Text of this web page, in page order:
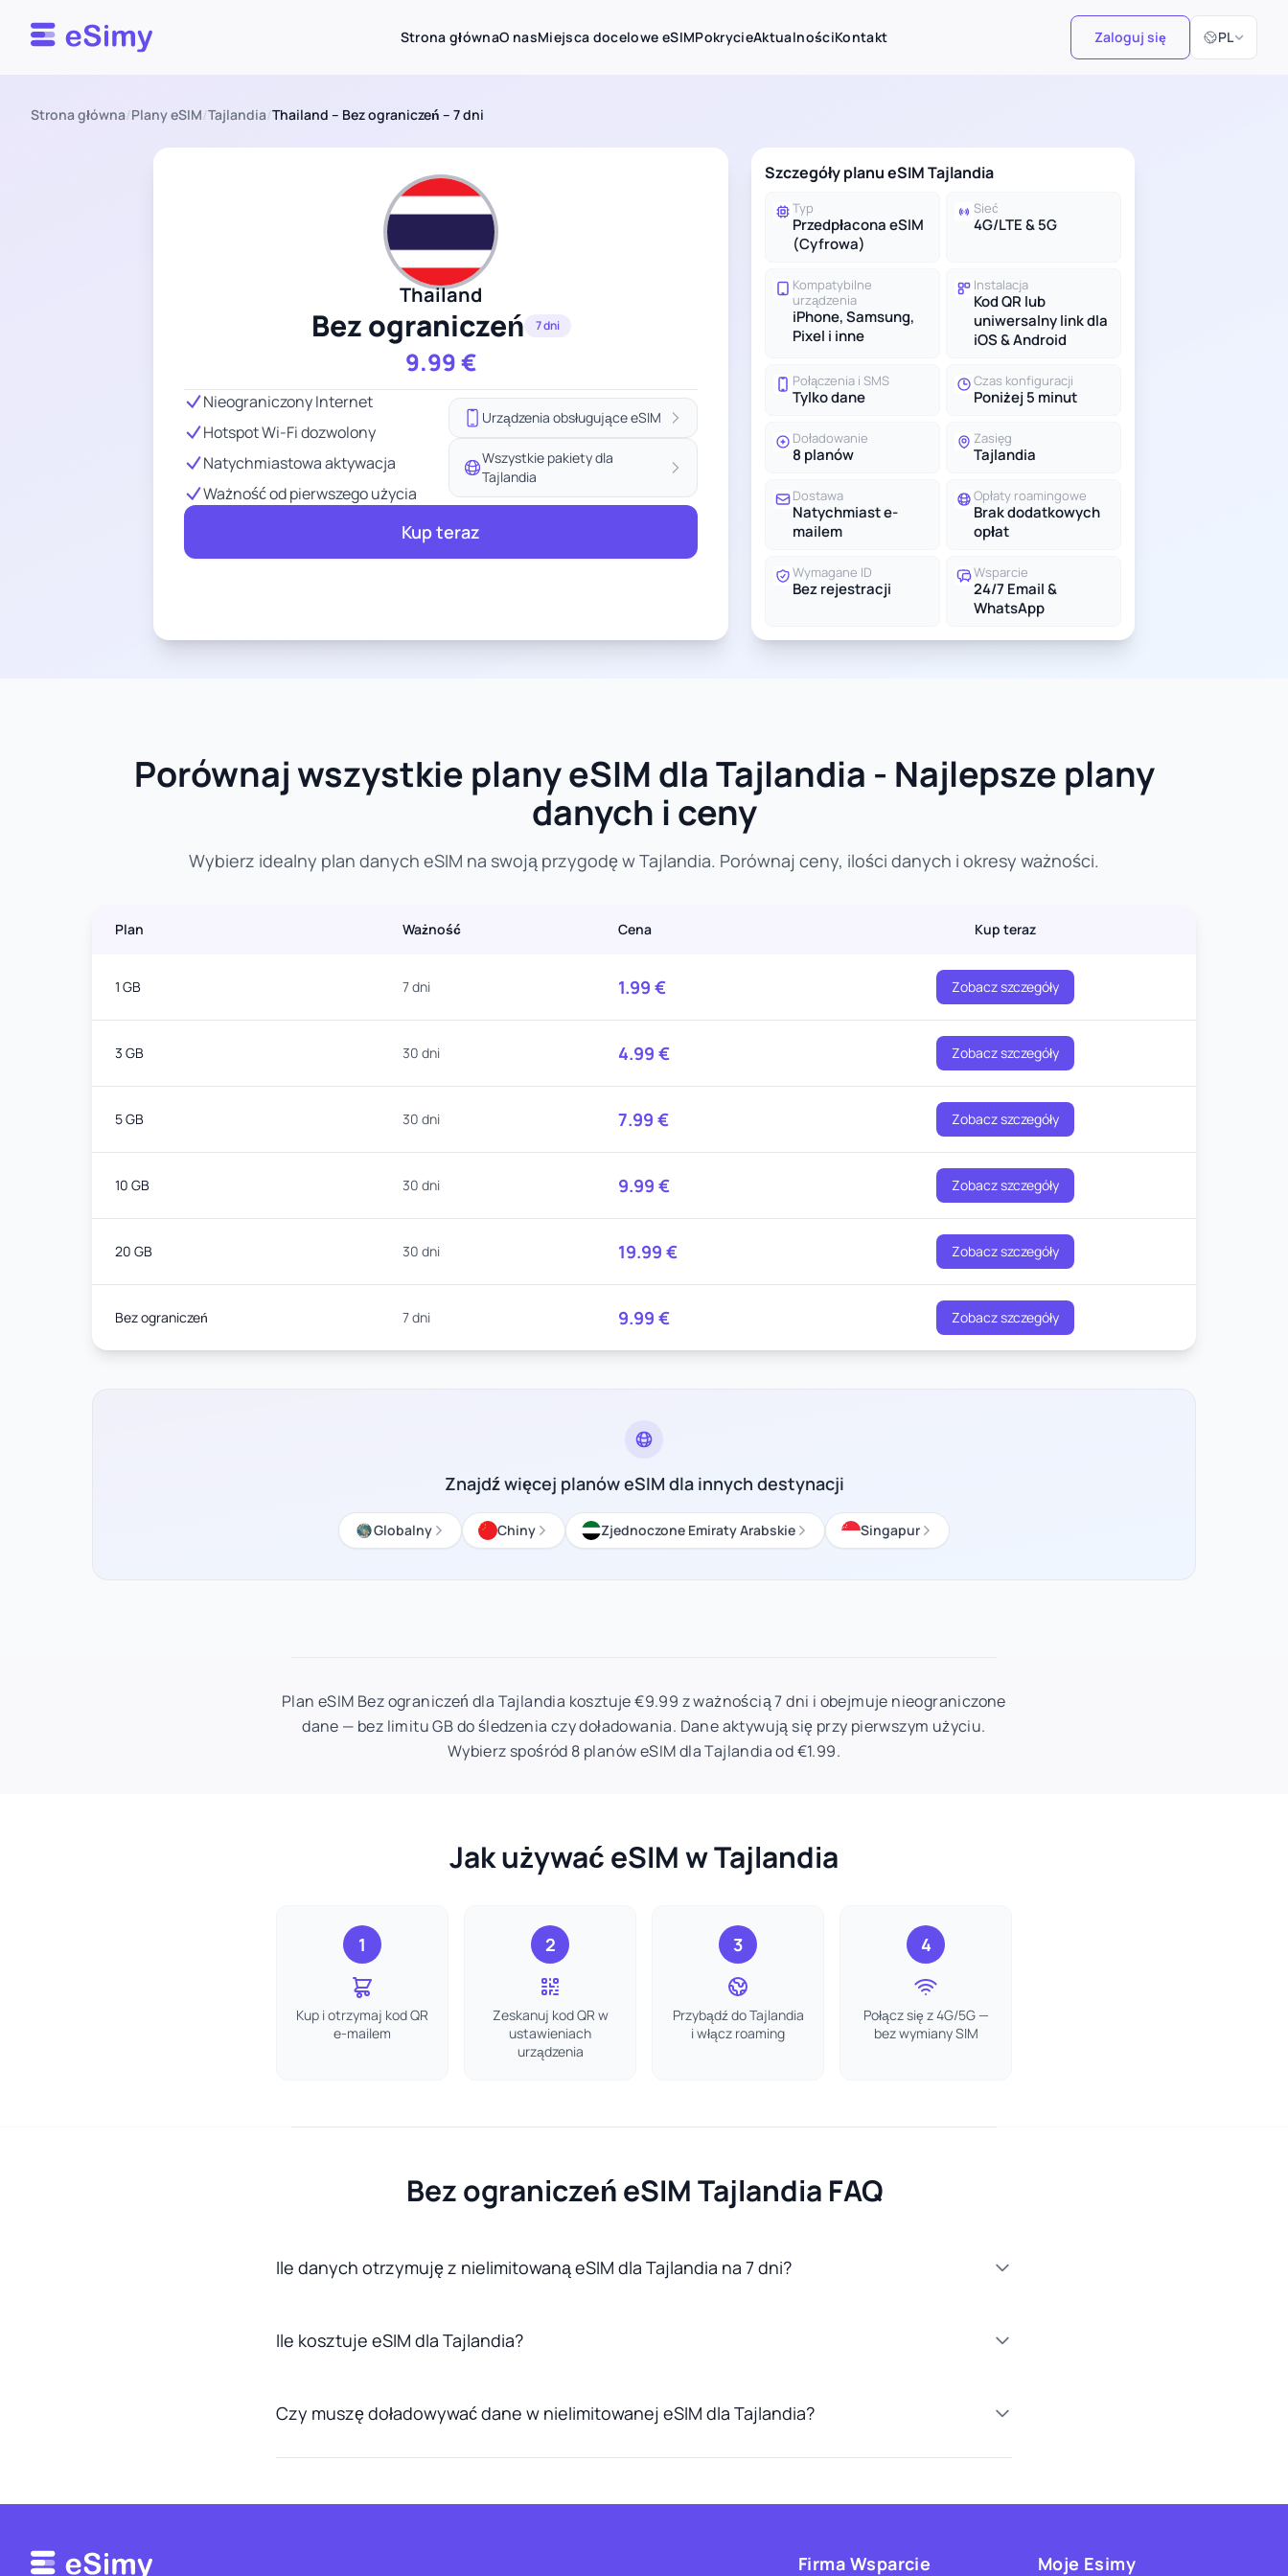
Esimy Strona głównaO nasMiejsca docelowe eSIMPokrycieAktualnościKontakt Zaloguj się PL
Wybierz język
Strona główna/Plany eSIM/Tajlandia/Thailand – Bez ograniczeń – 7 dni
Thailand
Bez ograniczeń 7 dni
9.99€
Nieograniczony Internet
Hotspot Wi-Fi dozwolony
Natychmiastowa aktywacja
Ważność od pierwszego użycia
Urządzenia obsługujące eSIM
Wszystkie pakiety dla
Tajlandia
Kup teraz
Szczegóły planu eSIM Tajlandia
Typ
Przedpłacona eSIM
(Cyfrowa)
Sieć
4G/LTE & 5G
Kompatybilne
urządzenia
iPhone, Samsung,
Pixel i inne
Instalacja
Kod QR lub
uniwersalny link dla
iOS & Android
Połączenia i SMS
Tylko dane
Czas konfiguracji
Poniżej 5 minut
Doładowanie
8 planów
Zasięg
Tajlandia
Dostawa
Natychmiast e-
mailem
Opłaty roamingowe
Brak dodatkowych
opłat
Wymagane ID
Bez rejestracji
Wsparcie
24/7 Email &
WhatsApp
Porównaj wszystkie plany eSIM dla Tajlandia - Najlepsze plany
danych i ceny
Wybierz idealny plan danych eSIM na swoją przygodę w Tajlandia. Porównaj ceny, ilości danych i okresy ważności.
Plan Ważność Cena Kup teraz
1 GB 7 dni 1.99 € Zobacz szczegóły
3 GB 30 dni 4.99 € Zobacz szczegóły
5 GB 30 dni 7.99 € Zobacz szczegóły
10 GB 30 dni 9.99 € Zobacz szczegóły
20 GB 30 dni 19.99 € Zobacz szczegóły
Bez ograniczeń 7 dni 9.99 € Zobacz szczegóły
Znajdź więcej planów eSIM dla innych destynacji
Globalny Chiny Zjednoczone Emiraty Arabskie Singapur
Plan eSIM Bez ograniczeń dla Tajlandia kosztuje €9.99 z ważnością 7 dni i obejmuje nieograniczone
dane — bez limitu GB do śledzenia czy doładowania. Dane aktywują się przy pierwszym użyciu.
Wybierz spośród 8 planów eSIM dla Tajlandia od €1.99.
Jak używać eSIM w Tajlandia
1
Kup i otrzymaj kod QR
e-mailem
2
Zeskanuj kod QR w
ustawieniach
urządzenia
3
Przybądź do Tajlandia
i włącz roaming
4
Połącz się z 4G/5G —
bez wymiany SIM
Bez ograniczeń eSIM Tajlandia FAQ
Ile danych otrzymuję z nielimitowaną eSIM dla Tajlandia na 7 dni?
Ile kosztuje eSIM dla Tajlandia?
Czy muszę doładowywać dane w nielimitowanej eSIM dla Tajlandia?
Firma Wsparcie Moje Esimy